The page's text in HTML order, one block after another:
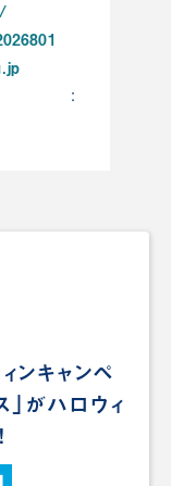
6801
：
ンキャンペ
」がハロウィ